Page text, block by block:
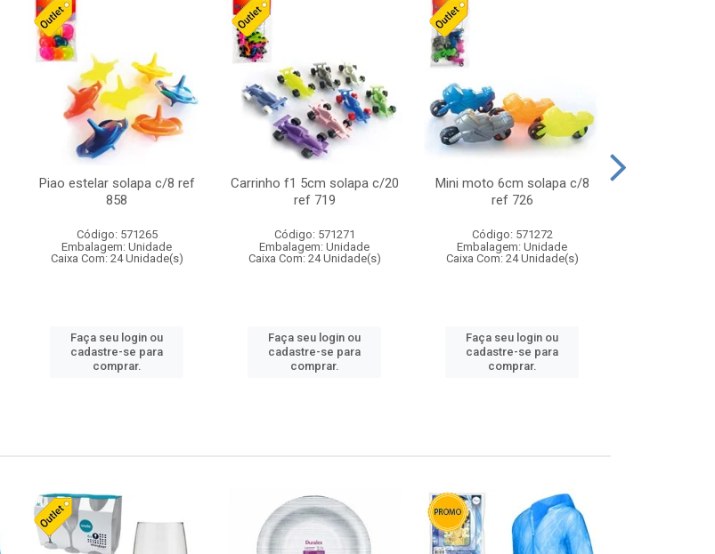
Piao estelar solapa c/8 ref
858
Código: 571265
Embalagem: Unidade
Caixa Com: 24 Unidade(s)
Faça seu login ou
cadastre-se para
comprar.
Carrinho f1 5cm solapa c/20
ref 719
Código: 571271
Embalagem: Unidade
Caixa Com: 24 Unidade(s)
Faça seu login ou
cadastre-se para
comprar.
Mini moto 6cm solapa c/8
ref 726
Código: 571272
Embalagem: Unidade
Caixa Com: 24 Unidade(s)
Faça seu login ou
cadastre-se para
comprar.